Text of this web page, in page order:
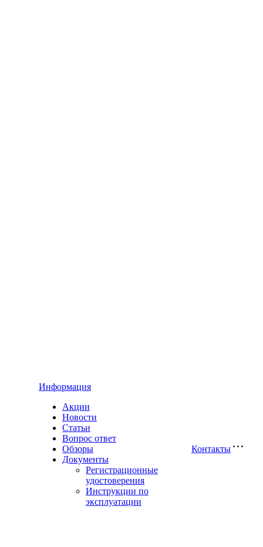
Информация
Акции
Новости
Статьи
Вопрос ответ
Обзоры
Документы
Регистрационные
удостоверения
Инструкции по
эксплуатации
Контакты